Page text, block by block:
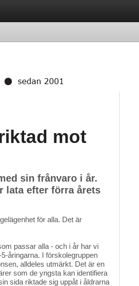
mot
sin frånvaro i år.
lata efter förra årets
för alla. Det är
passar alla - och i år har vi
åringarna. I förskolegruppen
alldeles utmärkt. Det är en
som de yngsta kan identifiera
sida riktade sig uppåt i åldrarna